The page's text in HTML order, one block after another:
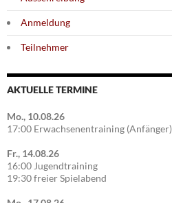
Anmeldung
Teilnehmer
AKTUELLE TERMINE
Mo., 10.08.26
17:00 Erwachsenentraining (Anfänger)
Fr., 14.08.26
16:00 Jugendtraining
19:30 freier Spielabend